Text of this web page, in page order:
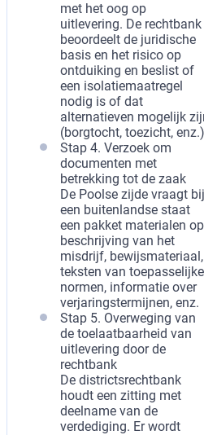
met het oog op
uitlevering. De rechtbank
beoordeelt de juridische
basis en het risico op
ontduiking en beslist of
een isolatiemaatregel
nodig is of dat
alternatieven mogelijk
(borgtocht, toezicht,
Stap 4. Verzoek om
documenten met
betrekking tot de zaak
De Poolse zijde vraagt bij
een buitenlandse staat
een pakket materialen
beschrijving van het
misdrijf, bewijsmateriaal,
teksten van toepasselijke
normen, informatie over
verjaringstermijnen, enz.
Stap 5. Overweging van
de toelaatbaarheid van
uitlevering door de
rechtbank
De districtsrechtbank
houdt een zitting met
deelname van de
verdediging. Er wordt